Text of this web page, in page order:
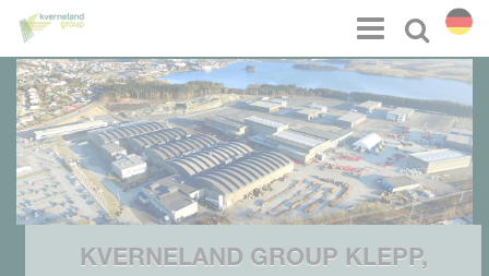
Select
Menu
KVERNELAND GROUP KLEPP,
Cookie-Einstellungen